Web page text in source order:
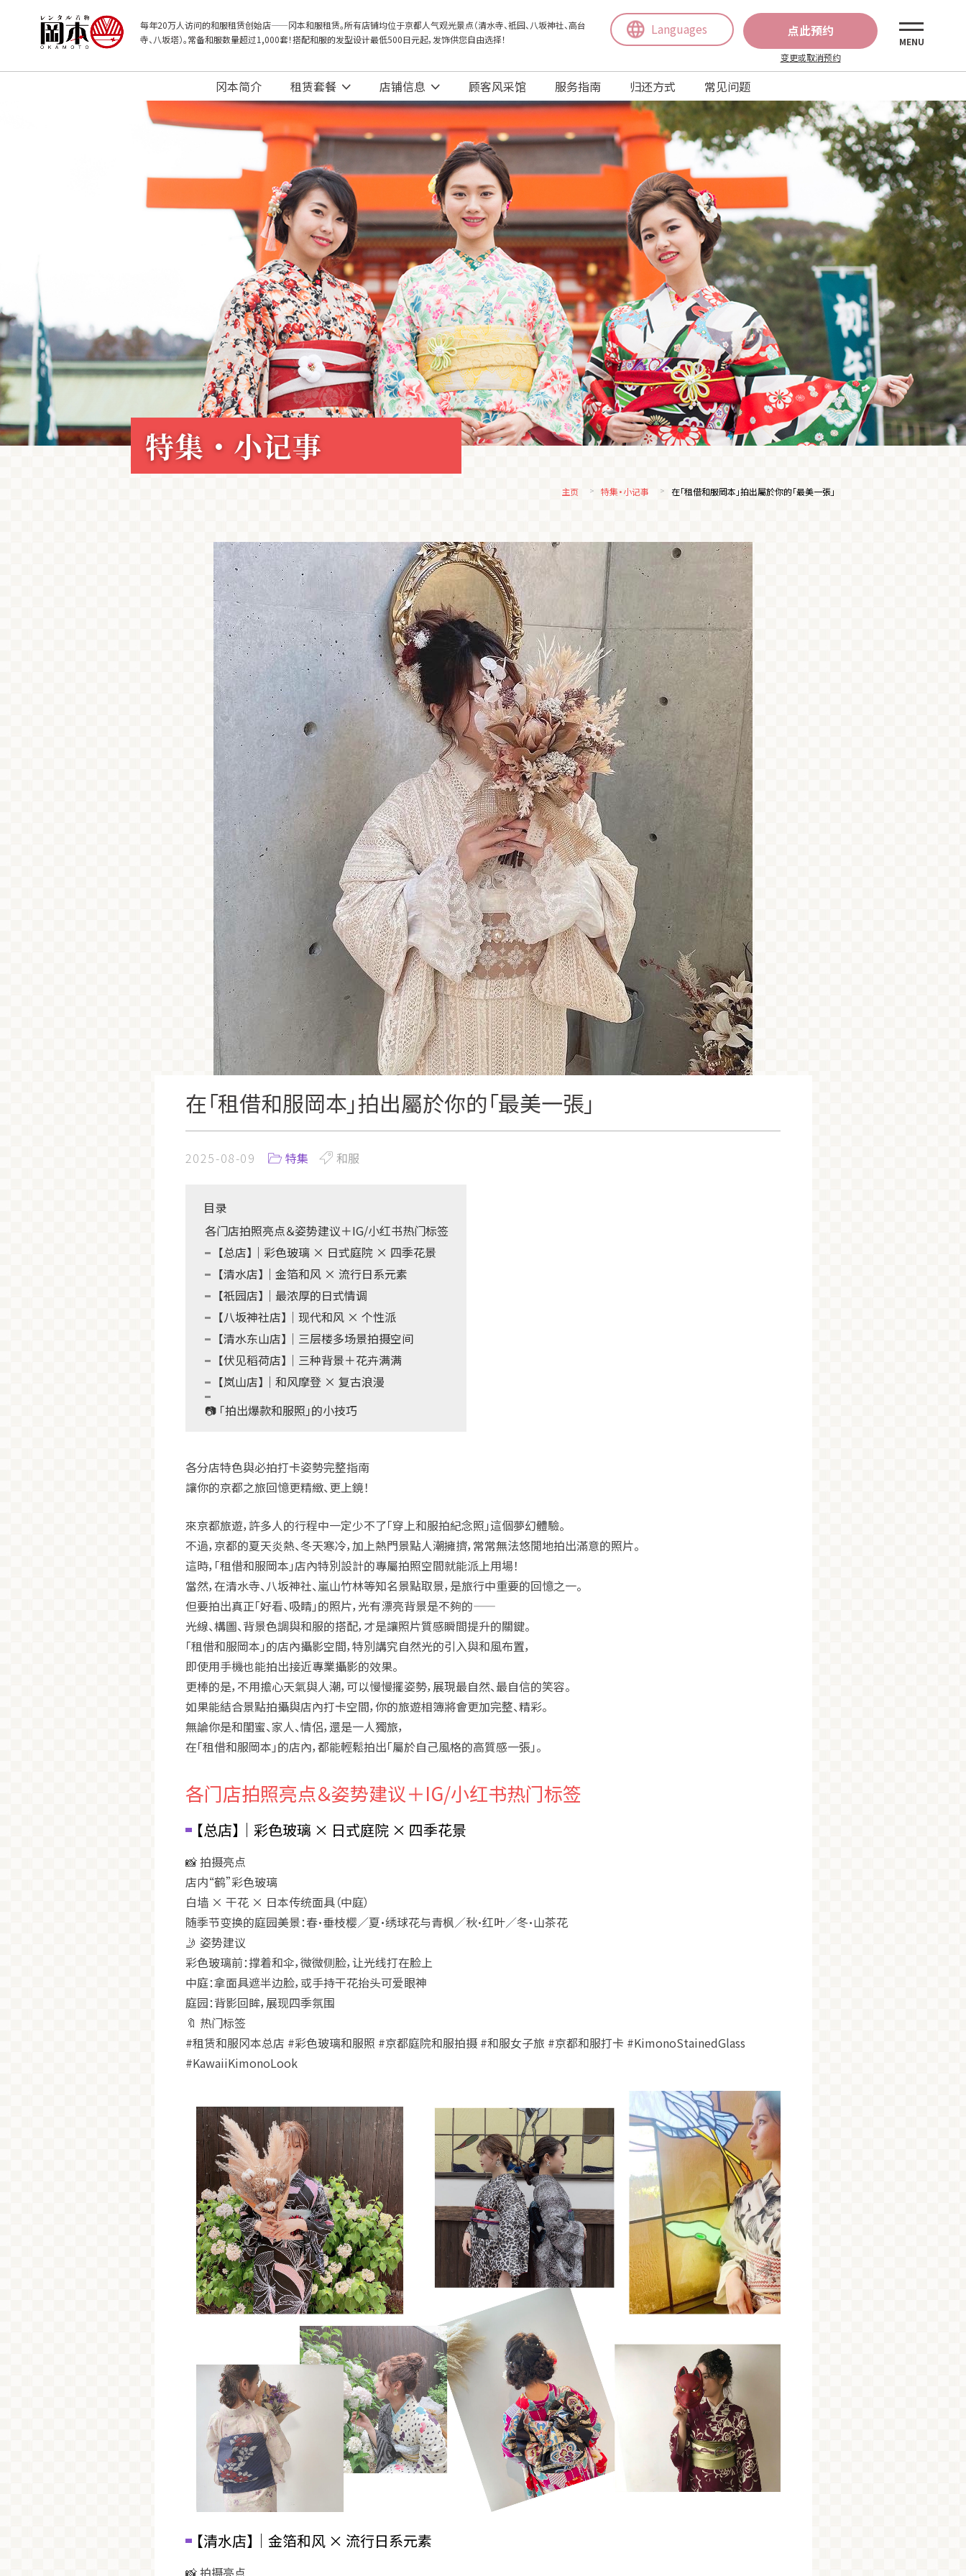
每年20万人访问的和服租赁创始店——冈本和服租赁。所有店铺均位于京都人气观光景点（清水寺、祗园、八坂神社、高台
寺、八坂塔）。常备和服数量超过1,000套！搭配和服的发型设计最低500日元起，发饰供您自由选择！
Languages 点此预约
变更或取消预约
MENU
冈本简介 租赁套餐 店铺信息 顾客风采馆 服务指南 归还方式 常见问题
特集・小记事
主页 特集・小记事 在「租借和服岡本」拍出屬於你的「最美一張」
在「租借和服岡本」拍出屬於你的「最美一張」
2025-08-09 特集 和服
目录
各门店拍照亮点＆姿势建议＋IG/小红书热门标签
【总店】｜彩色玻璃 × 日式庭院 × 四季花景
【清水店】｜金箔和风 × 流行日系元素
【祇园店】｜最浓厚的日式情调
【八坂神社店】｜现代和风 × 个性派
【清水东山店】｜三层楼多场景拍摄空间
【伏见稻荷店】｜三种背景＋花卉满满
【岚山店】｜和风摩登 × 复古浪漫
📷 「拍出爆款和服照」的小技巧
各分店特色與必拍打卡姿勢完整指南
讓你的京都之旅回憶更精緻、更上鏡！
來京都旅遊，許多人的行程中一定少不了「穿上和服拍紀念照」這個夢幻體驗。
不過，京都的夏天炎熱、冬天寒冷，加上熱門景點人潮擁擠，常常無法悠閒地拍出滿意的照片。
這時，「租借和服岡本」店內特別設計的專屬拍照空間就能派上用場！
當然，在清水寺、八坂神社、嵐山竹林等知名景點取景，是旅行中重要的回憶之一。
但要拍出真正「好看、吸睛」的照片，光有漂亮背景是不夠的——
光線、構圖、背景色調與和服的搭配，才是讓照片質感瞬間提升的關鍵。
「租借和服岡本」的店內攝影空間，特別講究自然光的引入與和風布置，
即使用手機也能拍出接近專業攝影的效果。
更棒的是，不用擔心天氣與人潮，可以慢慢擺姿勢，展現最自然、最自信的笑容。
如果能結合景點拍攝與店內打卡空間，你的旅遊相簿將會更加完整、精彩。
無論你是和閨蜜、家人、情侶，還是一人獨旅，
在「租借和服岡本」的店內，都能輕鬆拍出「屬於自己風格的高質感一張」。
各门店拍照亮点＆姿势建议＋IG/小红书热门标签
【总店】｜彩色玻璃 × 日式庭院 × 四季花景
📸拍摄亮点
店内“鹤”彩色玻璃
白墙 × 干花 × 日本传统面具（中庭）
随季节变换的庭园美景：春・垂枝樱／夏・绣球花与青枫／秋・红叶／冬・山茶花
🤳 姿势建议
彩色玻璃前：撑着和伞，微微侧脸，让光线打在脸上
中庭：拿面具遮半边脸，或手持干花抬头可爱眼神
庭园：背影回眸，展现四季氛围
🔖 热门标签
#租赁和服冈本总店 #彩色玻璃和服照 #京都庭院和服拍摄 #和服女子旅 #京都和服打卡 #KimonoStainedGlass
#KawaiiKimonoLook
【清水店】｜金箔和风 × 流行日系元素
📸拍摄亮点